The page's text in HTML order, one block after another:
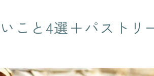
こと4選＋パストリ